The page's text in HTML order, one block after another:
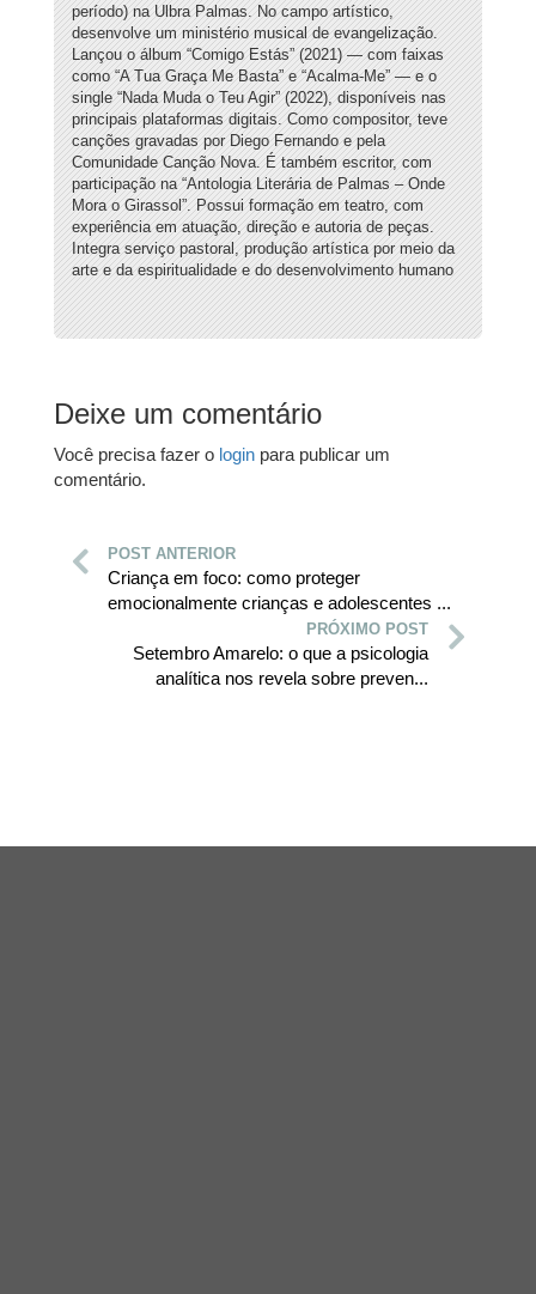
período) na Ulbra Palmas. No campo artístico,
desenvolve um ministério musical de evangelização.
Lançou o álbum “Comigo Estás” (2021) — com faixas
como “A Tua Graça Me Basta” e “Acalma‑Me” — e o
single “Nada Muda o Teu Agir” (2022), disponíveis nas
principais plataformas digitais. Como compositor, teve
canções gravadas por Diego Fernando e pela
Comunidade Canção Nova. É também escritor, com
participação na “Antologia Literária de Palmas – Onde
Mora o Girassol”. Possui formação em teatro, com
experiência em atuação, direção e autoria de peças.
Integra serviço pastoral, produção artística por meio da
arte e da espiritualidade e do desenvolvimento humano
Deixe um comentário
Você precisa fazer o login para publicar um
comentário.
POST ANTERIOR
Criança em foco: como proteger
emocionalmente crianças e adolescentes ...
PRÓXIMO POST
Setembro Amarelo: o que a psicologia
analítica nos revela sobre preven...